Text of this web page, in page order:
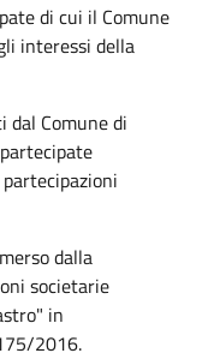
di cui il Comune
interessi della
dal Comune di
dalla
societarie
in
2016.